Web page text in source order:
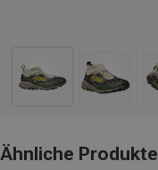
Ähnliche Produkte